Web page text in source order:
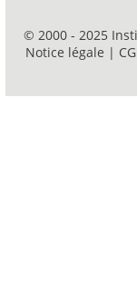
© 2000 - 2025
Notice légale |